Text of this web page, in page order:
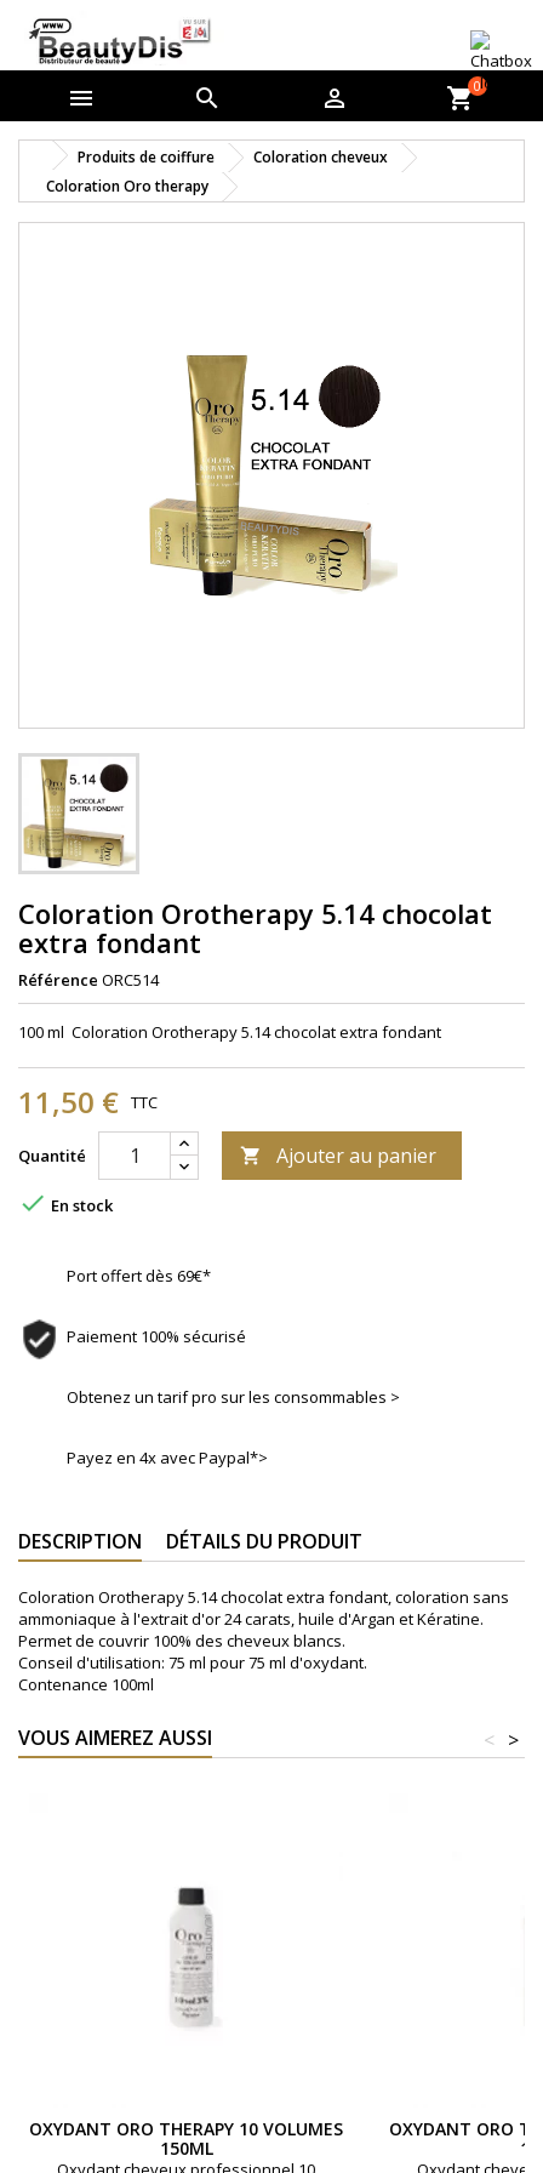
   shopping_cart0
Produits de coiffure
Coloration cheveux
Coloration Oro therapy
Coloration Orotherapy 5.14 chocolat
extra fondant
Référence ORC514
100 ml Coloration Orotherapy 5.14 chocolat extra fondant
11,50 € TTC
Quantité  Ajouter au panier
 En stock
Port offert dès 69€*
Paiement 100% sécurisé
Obtenez un tarif pro sur les consommables >
Payez en 4x avec Paypal*>
DESCRIPTION DÉTAILS DU PRODUIT
Coloration Orotherapy 5.14 chocolat extra fondant, coloration sans
ammoniaque à l'extrait d'or 24 carats, huile d'Argan et Kératine.
Permet de couvrir 100% des cheveux blancs.
Conseil d'utilisation: 75 ml pour 75 ml d'oxydant.
Contenance 100ml
VOUS AIMEREZ AUSSI >
<
OXYDANT ORO THERAPY 10 VOLUMES
150ML
OXYDANT ORO